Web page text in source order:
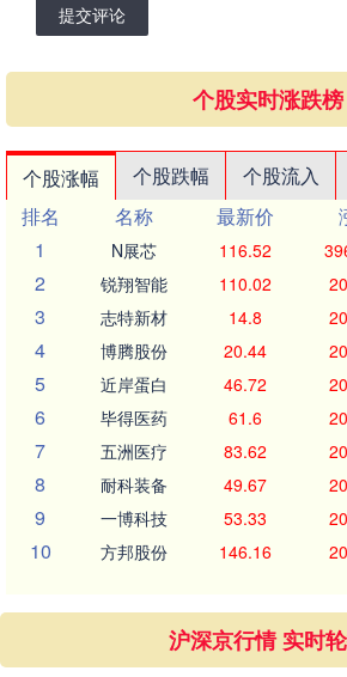
提交评论
个股实时涨跌榜
个股涨幅 个股跌幅 个股流入
排名
名称 最新价
1
N展芯 116.52
2 锐翔智能 110.02
3 志特新材 14.8
4 博腾股份 20.44
5 近岸蛋白 46.72
6 毕得医药 61.6
7 五洲医疗 83.62
8 耐科装备 49.67
9 一博科技 53.33
10 方邦股份 146.16
沪深京行情 实时